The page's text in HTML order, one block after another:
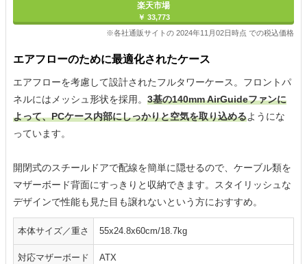
楽天市場
￥ 33,773
※各社通販サイトの 2024年11月02日時点 での税込価格
エアフローのために最適化されたケース
エアフローを考慮して設計されたフルタワーケース。フロントパ
ネルにはメッシュ形状を採用。 3基の140mm AirGuideファンに
よって、PCケース内部にしっかりと空気を取り込めるようにな
っています。
開閉式のスチールドアで配線を簡単に隠せるので、ケーブル類を
マザーボード背面にすっきりと収納できます。スタイリッシュな
デザインで性能も見た目も譲れないという方におすすめ。
本体サイズ／重さ 55x24.8x60cm/18.7kg
対応マザーボード ATX